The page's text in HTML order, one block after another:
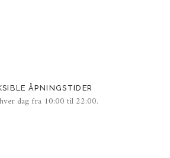
ÅPNINGSTIDER
dag fra 10:00 til 22:00.